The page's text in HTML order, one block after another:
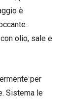
è
olio, sale e
per
Sistema le